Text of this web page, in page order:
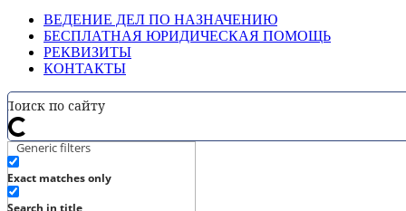
ВЕДЕНИЕ ДЕЛ ПО НАЗНАЧЕНИЮ
БЕСПЛАТНАЯ ЮРИДИЧЕСКАЯ ПОМОЩЬ
РЕКВИЗИТЫ
КОНТАКТЫ
Generic filters
Exact matches only
Search in title